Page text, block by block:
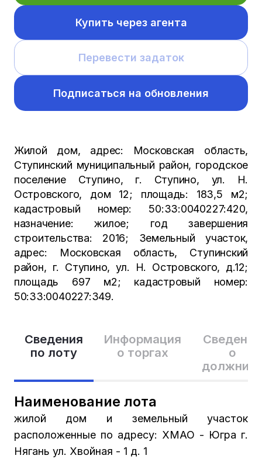
Сведения
по лоту
Информация
о торгах
Сведения
о
Наименование лота
жилой дом и земельный участок
расположенные по адресу: ХМАО - Югра г.
Нягань ул. Хвойная - 1 д. 1
Купить через агента
Перевести задаток
Подписаться на обновления
Жилой дом, адрес: Московская область,
Ступинский муниципальный район, городское
поселение Ступино, г. Ступино, ул. Н.
Островского, дом 12; площадь: 183,5 м2;
кадастровый номер: 50:33:0040227:420,
назначение: жилое; год завершения
строительства: 2016; Земельный участок,
адрес: Московская область, Ступинский
район, г. Ступино, ул. Н. Островского, д.12;
площадь 697 м2; кадастровый номер:
50:33:0040227:349.